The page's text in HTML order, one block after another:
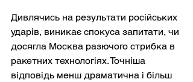
Дивлячись на результати російських
ударів, виникає спокуса запитати, чи
досягла Москва разючого стрибка в
ракетних технологіях. Точніша
відповідь менш драматична і більш